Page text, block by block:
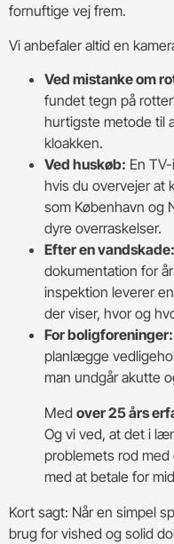
fornuftige vej frem.
Vi anbefaler altid en
Ved mistanke om
fundet tegn på
hurtigste metode til
kloakken.
Ved huskøb: En
hvis du overvejer at
som København og
dyre overraskelser.
Efter en vandskade:
dokumentation for
inspektion leverer
der viser, hvor og
For boligforeninger:
planlægge
man undgår akutte
Med over 25 års
Og vi ved, at det i
problemets rod
med at betale for
Kort sagt: Når en simpel
brug for vished og solid